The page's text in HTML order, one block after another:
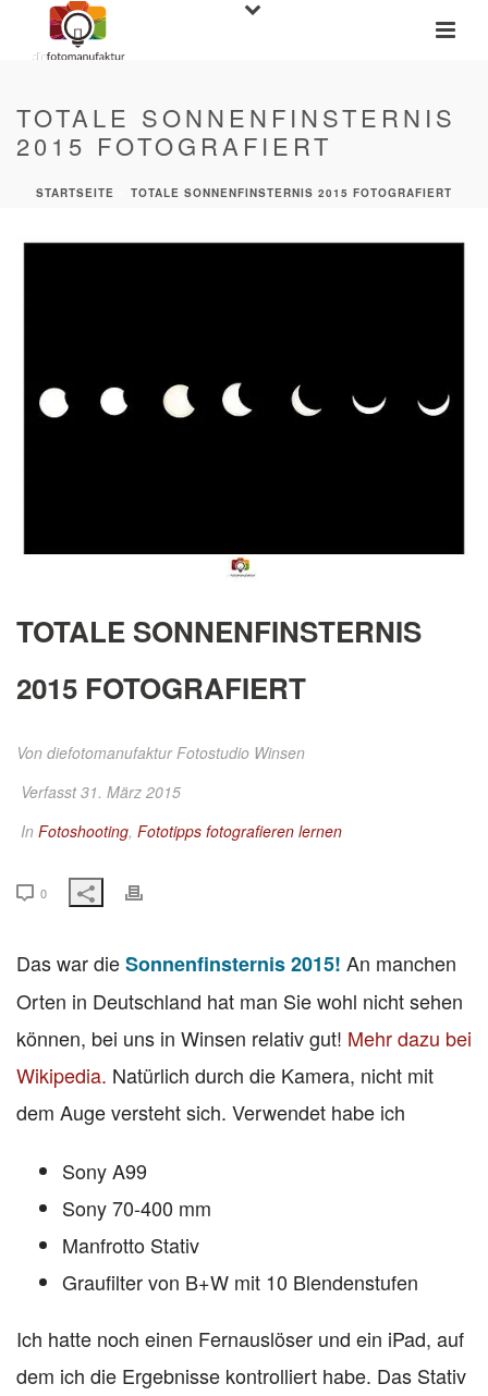
TOTALE SONNENFINSTERNIS
2015 FOTOGRAFIERT
STARTSEITE TOTALE SONNENFINSTERNIS 2015 FOTOGRAFIERT
TOTALE SONNENFINSTERNIS
2015 FOTOGRAFIERT
Von diefotomanufaktur Fotostudio Winsen
Verfasst 31. März 2015
In Fotoshooting, Fototipps fotografieren lernen
0
Das war dieSonnenfinsternis 2015! An manchen
Orten in Deutschland hat man Sie wohl nicht sehen
können, bei uns in Winsen relativ gut! Mehr dazu bei
Wikipedia. Natürlich durch die Kamera, nicht mit
dem Auge versteht sich. Verwendet habe ich
Sony A99
Sony 70-400 mm
Manfrotto Stativ
Graufilter von B+W mit 10 Blendenstufen
Ich hatte noch einen Fernauslöser und ein iPad, auf
dem ich die Ergebnisse kontrolliert habe. Das Stativ